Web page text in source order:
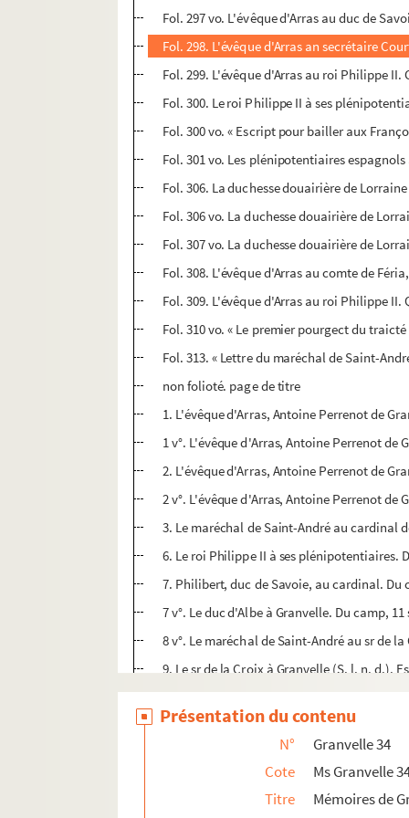
Fol. 297 vo. L'évêque d'Arras au duc de
Fol. 298. L'évêque d'Arras an secrétaire
Fol. 299. L'évêque d'Arras au roi Philippe II.
Fol. 300. Le roi Philippe II à ses
Fol. 300 vo. « Escript pour bailler aux
Fol. 301 vo. Les plénipotentiaires
Fol. 306. La duchesse douairière de
Fol. 306 vo. La duchesse douairière de
Fol. 307 vo. La duchesse douairière de
Fol. 308. L'évêque d'Arras au comte de
Fol. 309. L'évêque d'Arras au roi Philippe II.
Fol. 310 vo. « Le premier pourgect du
Fol. 313. « Lettre du maréchal de Saint-
non folioté. page de titre
1. L'évêque d'Arras, Antoine Perrenot de
1 v°. L'évêque d'Arras, Antoine Perrenot de
2. L'évêque d'Arras, Antoine Perrenot de
2 v°. L'évêque d'Arras, Antoine Perrenot
3. Le maréchal de Saint-André au cardinal
6. Le roi Philippe II à ses plénipotentiaires.
7. Philibert, duc de Savoie, au cardinal. Du
7 v°. Le duc d'Albe à Granvelle. Du camp,
8 v°. Le maréchal de Saint-André au sr de
9. Le sr de la Croix à Granvelle (S. l. n. d.).
9 v°. Les plénipotentiaires espagnols au
13. Granvelle au duc de Savoie. Lille, 12
15. Le maréchal de Saint-André au
17. Granvelle au duc de Savoie. Lille, 13
17 v°. Les plénipotentiaires espagnols au
Présentation du contenu
N°
Granvelle 34
Cote
Ms Granvelle
Titre
Mémoires de